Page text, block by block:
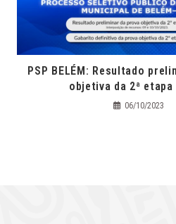
PSP BELÉM: Resultado
objetiva da 2ª etapa
06/10/2023